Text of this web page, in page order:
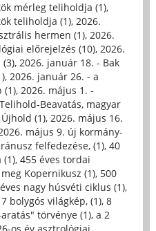
mérleg teliholdja (1),
teliholdja (1), 2026.
hermen (1), 2026.
előrejelzés (10), 2026.
, 2026. január 18. - Bak
, 2026. január 26. - a
(1), 2026. május 1. -
Beavatás, magyar
(1), 2026. május 16.
május 9. új kormány-
felfedezése, (1), 40
(1), 455 éves tordai
Kopernikusz (1), 500
nagy húsvéti ciklus (1),
7 bolygós világkép, (1), 8
törvénye (1), a 2